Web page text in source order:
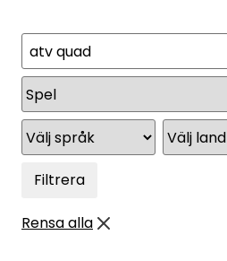
Sök
Filtrera
Rensa alla